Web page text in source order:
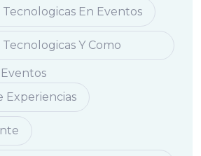
En Eventos
Y Como
Experiencias